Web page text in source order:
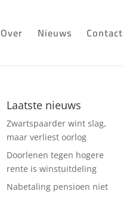
Over Nieuws Contact
Laatste nieuws
Zwartspaarder wint slag,
maar verliest oorlog
Doorlenen tegen hogere
rente is winstuitdeling
Nabetaling pensioen niet